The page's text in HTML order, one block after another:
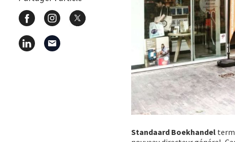
Standaard Boekhandel